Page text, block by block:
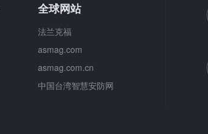
全球网站
法兰克福
asmag.com
asmag.com.cn
中国台湾智慧安防网